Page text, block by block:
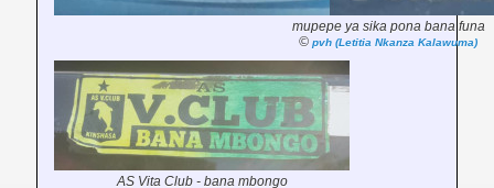
mupepe ya sika pona bana funa
© pvh (Letitia Nkanza Kalawuma)
AS Vita Club - bana mbongo